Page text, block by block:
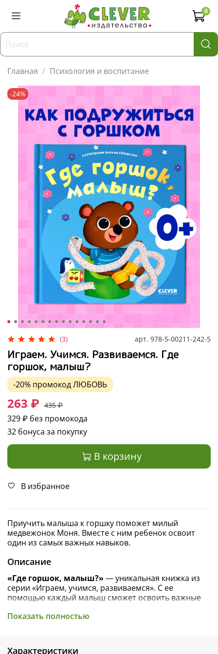
0
Главная Психология и воспитание
-24%
(3) арт. 978-5-00211-242-5
Играем. Учимся. Развиваемся. Где
горшок, малыш?
-20% промокодЛЮБОВЬ
263 ₽ 435 ₽
329 ₽ без промокода
32 бонуса за покупку
В корзину
В избранное
Приучить малыша к горшку поможет милый
медвежонок Моня. Вместе с ним ребенок освоит
один из самых важных навыков.
Описание
«Где горшок, малыш?» — уникальная книжка из
серии «Играем, учимся, развиваемся». С ее
помощью каждый малыш сможет освоить важные
Показать полностью
Характеристики